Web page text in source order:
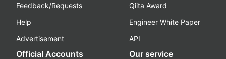
Feedback/Requests
Help
Advertisement
Qiita Award
Engineer White Paper
API
Official Accounts Our service